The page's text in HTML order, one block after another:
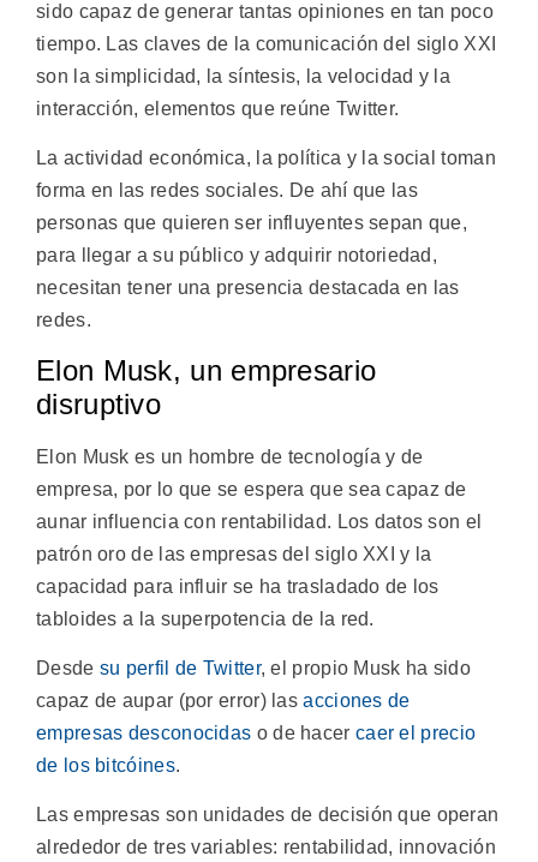
sido capaz de generar tantas opiniones en tan poco
tiempo. Las claves de la comunicación del siglo XXI
son la simplicidad, la síntesis, la velocidad y la
interacción, elementos que reúne Twitter.
La actividad económica, la política y la social toman
forma en las redes sociales. De ahí que las
personas que quieren ser influyentes sepan que,
para llegar a su público y adquirir notoriedad,
necesitan tener una presencia destacada en las
redes.
Elon Musk, un empresario
disruptivo
Elon Musk es un hombre de tecnología y de
empresa, por lo que se espera que sea capaz de
aunar influencia con rentabilidad. Los datos son el
patrón oro de las empresas del siglo XXI y la
capacidad para influir se ha trasladado de los
tabloides a la superpotencia de la red.
Desde su perfil de Twitter, el propio Musk ha sido
capaz de aupar (por error) lasacciones de
empresas desconocidas o de hacer caer el precio
de los bitcóines.
Las empresas son unidades de decisión que operan
alrededor de tres variables: rentabilidad, innovación